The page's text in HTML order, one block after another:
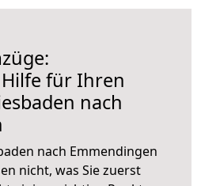
für Ihren
nach
nach Emmendingen
nicht, was Sie zuerst